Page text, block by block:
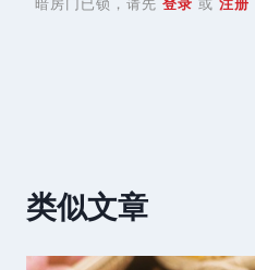
暗房门已锁，请先 登录 或 注册
类似文章